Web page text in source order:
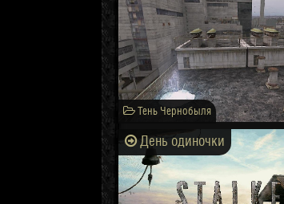
Тень Чернобыля
День одиночки